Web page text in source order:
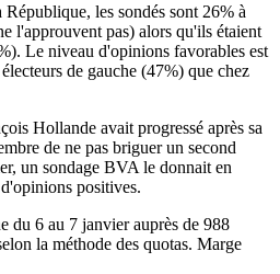
les sondés sont 26% à
l'approuvent pas) alors qu'ils étaient
Le niveau d'opinions favorables est
de gauche (47%) que chez
Hollande avait progressé après sa
de ne pas briguer un second
un sondage BVA le donnait en
positives.
du 6 au 7 janvier auprès de 988
la méthode des quotas. Marge